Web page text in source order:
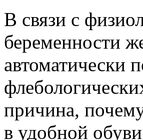
В связи с
беременности
автоматически
причина,
в удобной